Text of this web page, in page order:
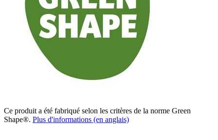
Ce produit a été fabriqué selon les critères de la norme Green
Shape®. Plus d'informations (en anglais)